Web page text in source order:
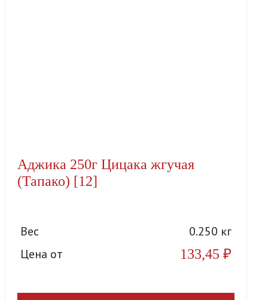
Аджика 250г Цицака жгучая
(Тапако) [12]
Вес
0.250 кг
Цена от
133,45 ₽